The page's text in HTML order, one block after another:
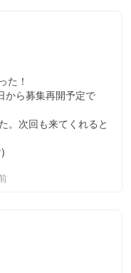
た！
から募集再開予定で
。次回も来てくれると